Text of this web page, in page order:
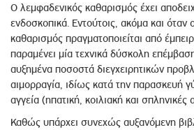
Ο λεμφαδενικός καθαρισμός έχει
ενδοσκοπικά. Εντούτοις, ακόμα και όταν
καθαρισμός πραγματοποιείται από
παραμένει μία τεχνικά δύσκολη
αυξημένα ποσοστά διεγχειρητικών
αιμορραγία, ιδίως κατά την παρασκευή
αγγεία (ηπατική, κοιλιακή και σπληνικές
Καθώς υπάρχει συνεχώς αυξανόμενη